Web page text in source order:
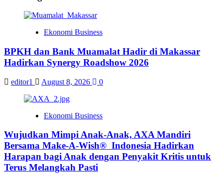
Ekonomi Business
BPKH dan Bank Muamalat Hadir di Makassar
Hadirkan Synergy Roadshow 2026
editor1 August 8, 2026 0
Ekonomi Business
Wujudkan Mimpi Anak-Anak, AXA Mandiri
Bersama Make-A-Wish® Indonesia Hadirkan
Harapan bagi Anak dengan Penyakit Kritis untuk
Terus Melangkah Pasti